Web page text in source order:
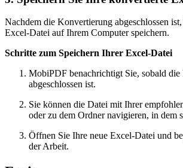
Nachdem die Konvertierung abgeschlossen
Excel-Datei auf Ihrem Computer speichern.
Schritte zum Speichern Ihrer Excel-Datei
MobiPDF benachrichtigt Sie, sobald
abgeschlossen ist.
Sie können die Datei mit Ihrer
oder zu dem Ordner navigieren, in dem
Öffnen Sie Ihre neue Excel-Datei und
der Arbeit.